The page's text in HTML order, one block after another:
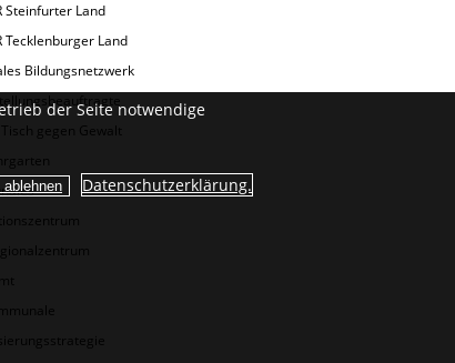
Steinfurter Land
Tecklenburger Land
Bildungsnetzwerk
Tisch gegen Gewalt
der Seite notwendige
Datenschutzerklärung.